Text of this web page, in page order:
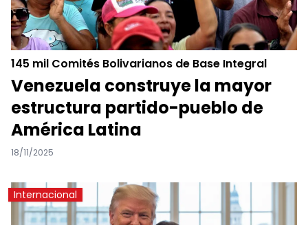
145 mil Comités Bolivarianos de Base Integral
Venezuela construye la mayor
estructura partido-pueblo de
América Latina
18/11/2025
Internacional